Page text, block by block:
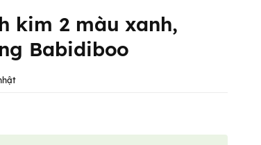
kim 2 màu xanh,
Babidiboo